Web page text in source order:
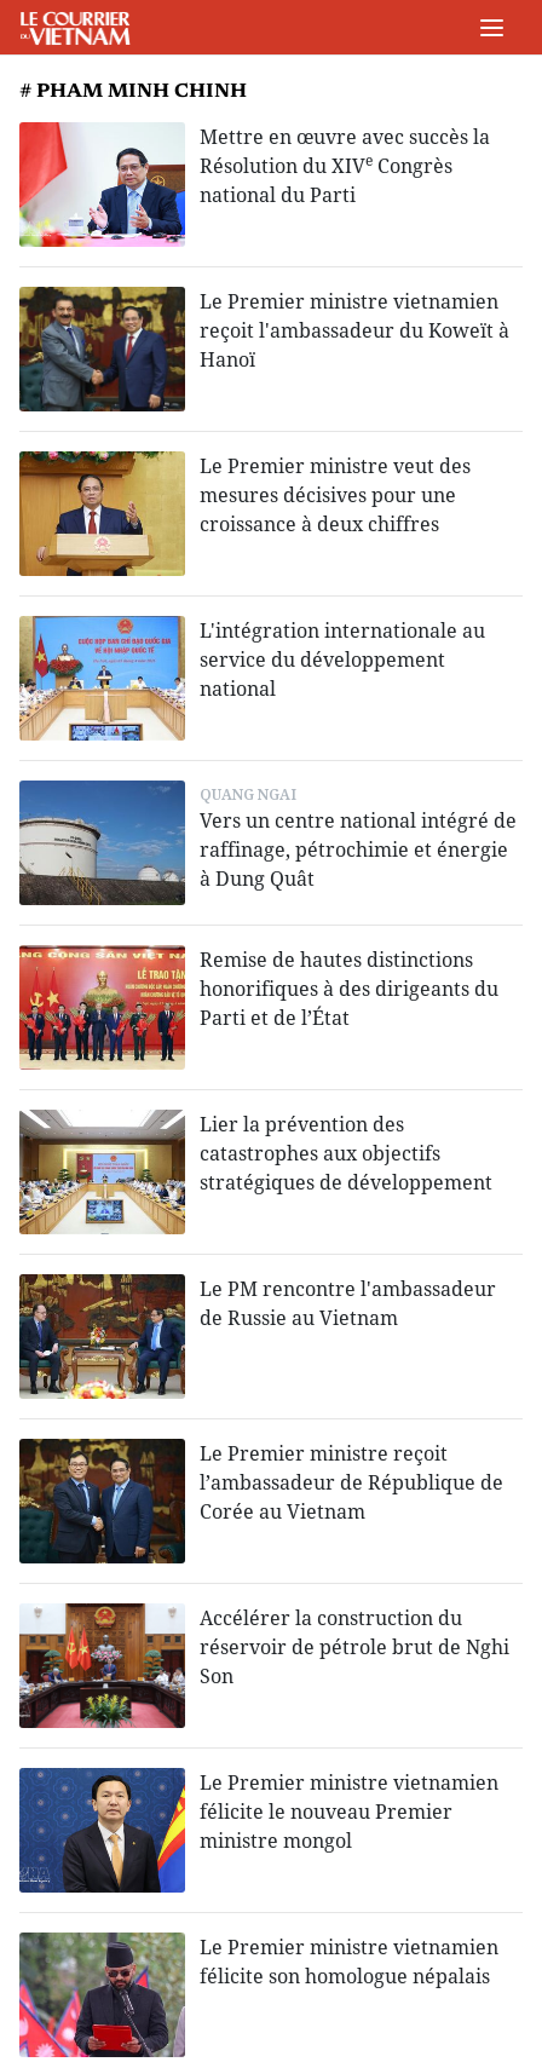
# PHAM MINH CHINH
Mettre en œuvre avec succès la
Résolution du XIVe Congrès
national du Parti
Le Premier ministre vietnamien
reçoit l'ambassadeur du Koweït à
Hanoï
Le Premier ministre veut des
mesures décisives pour une
croissance à deux chiffres
L'intégration internationale au
service du développement
national
QUANG NGAI
Vers un centre national intégré de
raffinage, pétrochimie et énergie
à Dung Quât
Remise de hautes distinctions
honorifiques à des dirigeants du
Parti et de l’État
Lier la prévention des
catastrophes aux objectifs
stratégiques de développement
Le PM rencontre l'ambassadeur
de Russie au Vietnam
Le Premier ministre reçoit
l’ambassadeur de République de
Corée au Vietnam
Accélérer la construction du
réservoir de pétrole brut de Nghi
Son
Le Premier ministre vietnamien
félicite le nouveau Premier
ministre mongol
Le Premier ministre vietnamien
félicite son homologue népalais